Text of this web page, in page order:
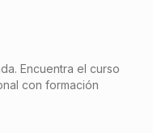
Encuentra el curso
con formación